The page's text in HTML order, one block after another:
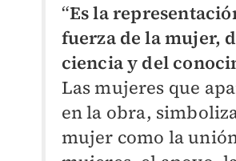
“Es la
fuerza de la mujer,
ciencia y del
Las mujeres que
en la obra,
mujer como la